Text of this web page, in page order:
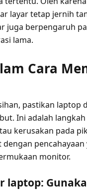
layar tetap jernih
juga berpengaruh
lama.
Cara
pastikan laptop
Ini adalah
kerusakan pada
monitor.
laptop: